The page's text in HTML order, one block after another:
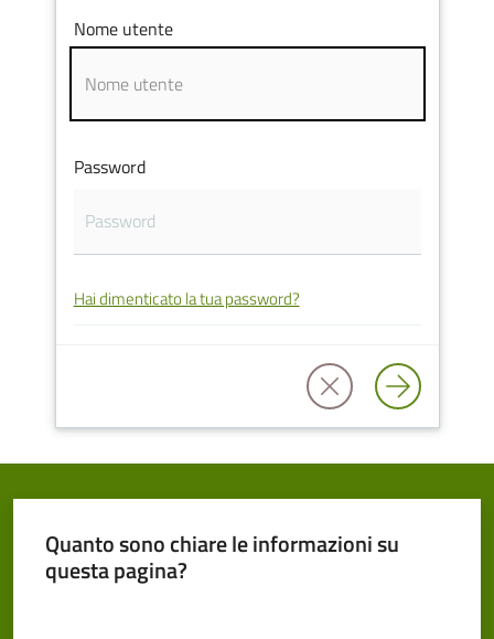
Servizi
Cento
Amministrazione
argomenti...
Seguici
Nome utente
Password
Hai dimenticato la tua password?
Quanto sono chiare le informazioni su
questa pagina?